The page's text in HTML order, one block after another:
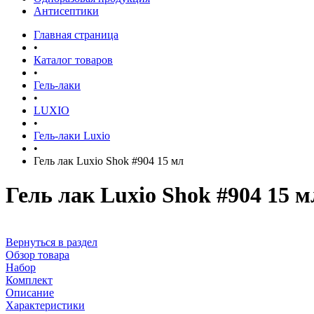
Антисептики
Главная страница
•
Каталог товаров
•
Гель-лаки
•
LUXIO
•
Гель-лаки Luxio
•
Гель лак Luxio Shok #904 15 мл
Гель лак Luxio Shok #904 15
Вернуться в раздел
Обзор товара
Набор
Комплект
Описание
Характеристики